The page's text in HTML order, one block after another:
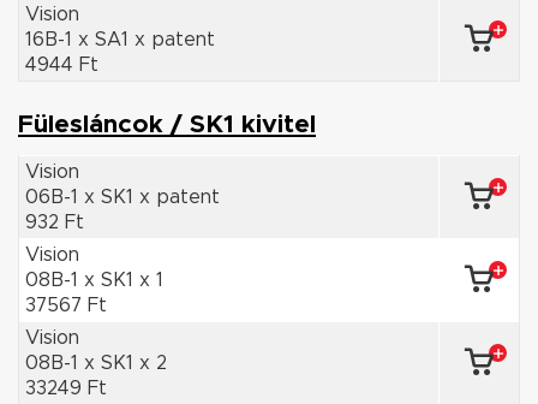
Vision
16B-1 x SA1 x patent
4944 Ft
Fülesláncok / SK1 kivitel
Vision
06B-1 x SK1 x patent
932 Ft
Vision
08B-1 x SK1 x 1
37567 Ft
Vision
08B-1 x SK1 x 2
33249 Ft